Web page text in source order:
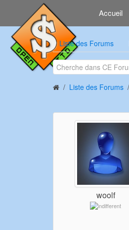
Accueil
Liste des Forums
Liste des Forums
woolf